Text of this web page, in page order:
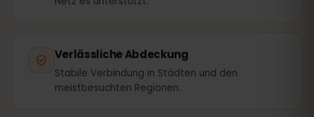
Verlässliche Abdeckung
Stabile Verbindung in Städten und den
meistbesuchten Regionen.